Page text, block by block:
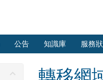
公告 知識庫 服務
轉移網